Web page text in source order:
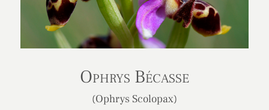
Ophrys Bécasse
(Ophrys Scolopax)